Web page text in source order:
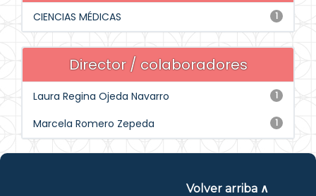
1
CIENCIAS MÉDICAS
Director / colaboradores
1
Laura Regina Ojeda Navarro
1
Marcela Romero Zepeda
Volver arriba ∧